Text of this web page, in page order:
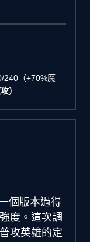
240（+70%魔
）
個版本過得
度。這次調
攻英雄的定